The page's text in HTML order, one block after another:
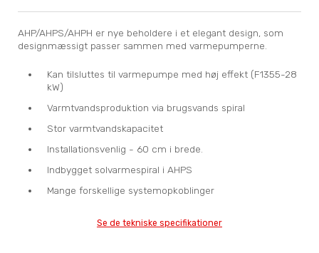
AHP/AHPS/AHPH er nye beholdere i et elegant design, som
designmæssigt passer sammen med varmepumperne.
Kan tilsluttes til varmepumpe med høj effekt (F1355-28
kW)
Varmtvandsproduktion via brugsvands spiral
Stor varmtvandskapacitet
Installationsvenlig - 60 cm i brede.
Indbygget solvarmespiral i AHPS
Mange forskellige systemopkoblinger
Se de tekniske specifikationer